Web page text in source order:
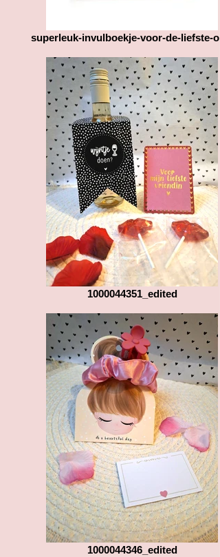
superleuk-invulboekje-voor-de-liefste-
1000044351_edited
1000044346_edited